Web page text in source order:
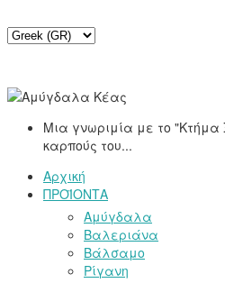
Μια γνωριμία με το "Κτήμα
καρπούς του...
Αρχική
ΠΡΟΪΟΝΤΑ
Αμύγδαλα
Βαλεριάνα
Βάλσαμο
Ρίγανη